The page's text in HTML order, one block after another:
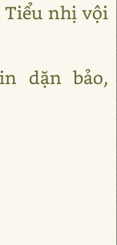
Tiểu nhị vội
dặn bảo,